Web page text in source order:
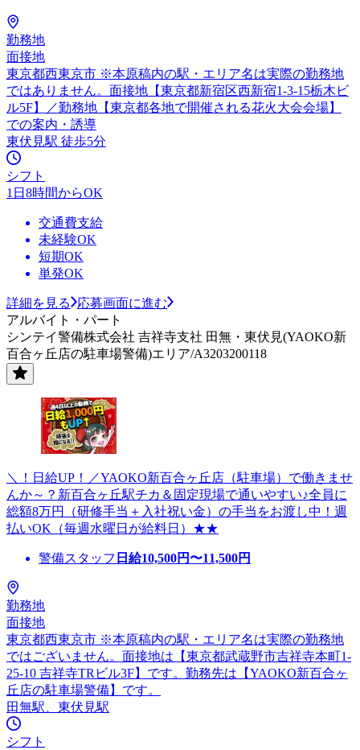
勤務地
面接地
東京都西東京市 ※本原稿内の駅・エリア名は実際の勤務地
ではありません。面接地【東京都新宿区西新宿1-3-15栃木ビ
ル5F】／勤務地【東京都各地で開催される花火大会会場】
での案内・誘導
東伏見駅 徒歩5分
シフト
1日8時間からOK
交通費支給
未経験OK
短期OK
単発OK
詳細を見る
応募画面に進む
アルバイト・パート
シンテイ警備株式会社 吉祥寺支社 田無・東伏見(YAOKO新
百合ヶ丘店の駐車場警備)エリア/A3203200118
＼！日給UP！／YAOKO新百合ヶ丘店（駐車場）で働きませ
んか～？新百合ヶ丘駅チカ＆固定現場で通いやすい♪全員に
総額8万円（研修手当＋入社祝い金）の手当をお渡し中！週
払いOK（毎週水曜日が給料日）★★
警備スタッフ 日給10,500円〜11,500円
勤務地
面接地
東京都西東京市 ※本原稿内の駅・エリア名は実際の勤務地
ではございません。面接地は【東京都武蔵野市吉祥寺本町1-
25-10 吉祥寺TRビル3F】です。勤務先は【YAOKO新百合ヶ
丘店の駐車場警備】です。
田無駅、東伏見駅
シフト